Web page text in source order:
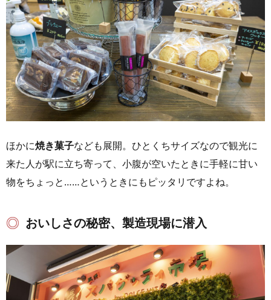
ほかに焼き菓子なども展開。ひとくちサイズなので観光に
来た人が駅に立ち寄って、小腹が空いたときに手軽に甘い
物をちょっと……というときにもピッタリですよね。
おいしさの秘密、製造現場に潜入